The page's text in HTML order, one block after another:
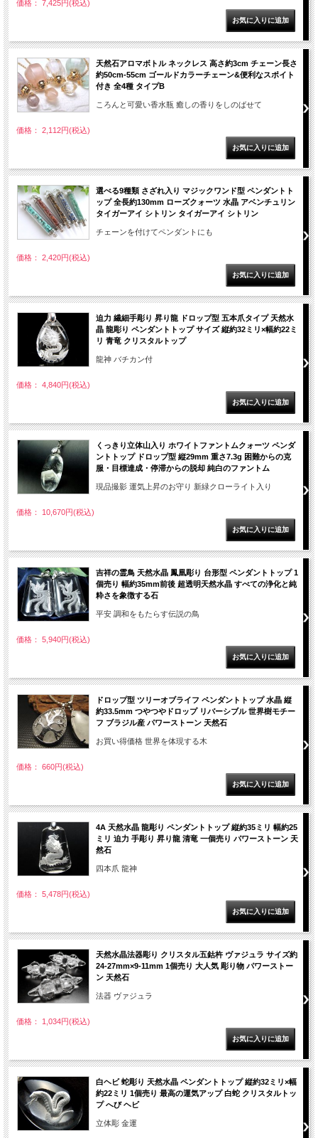
価格： 7,425円(税込)
天然石アロマボトル ネックレス 高さ約3cm チェーン長さ
約50cm-55cm ゴールドカラーチェーン&便利なスポイト
付き 全4種 タイプB
ころんと可愛い香水瓶 癒しの香りをしのばせて
価格： 2,112円(税込)
選べる9種類 さざれ入り マジックワンド型 ペンダントト
ップ 全長約130mm ローズクォーツ 水晶 アベンチュリン
タイガーアイ シトリン タイガーアイ シトリン
チェーンを付けてペンダントにも
価格： 2,420円(税込)
迫力 繊細手彫り 昇り龍 ドロップ型 五本爪タイプ 天然水
晶 龍彫り ペンダントトップ サイズ 縦約32ミリ×幅約22ミ
リ 青竜 クリスタルトップ
龍神 バチカン付
価格： 4,840円(税込)
くっきり立体山入り ホワイトファントムクォーツ ペンダ
ントトップ ドロップ型 縦29mm 重さ7.3g 困難からの克
服・目標達成・停滞からの脱却 純白のファントム
現品撮影 運気上昇のお守り 新緑クローライト入り
価格： 10,670円(税込)
吉祥の霊鳥 天然水晶 鳳凰彫り 台形型 ペンダントトップ 1
個売り 幅約35mm前後 超透明天然水晶 すべての浄化と純
粋さを象徴する石
平安 調和をもたらす伝説の鳥
価格： 5,940円(税込)
ドロップ型 ツリーオブライフ ペンダントトップ 水晶 縦
約33.5mm つやつやドロップ リバーシブル 世界樹モチー
フ ブラジル産 パワーストーン 天然石
お買い得価格 世界を体現する木
価格： 660円(税込)
4A 天然水晶 龍彫り ペンダントトップ 縦約35ミリ 幅約25
ミリ 迫力 手彫り 昇り龍 清竜 一個売り パワーストーン 天
然石
四本爪 龍神
価格： 5,478円(税込)
天然水晶法器彫り クリスタル五鈷杵 ヴァジュラ サイズ約
24-27mm×9-11mm 1個売り 大人気 彫り物 パワーストー
ン 天然石
法器 ヴァジュラ
価格： 1,034円(税込)
白ヘビ 蛇彫り 天然水晶 ペンダントトップ 縦約32ミリ×幅
約22ミリ 1個売り 最高の運気アップ 白蛇 クリスタルトッ
プ へび ヘビ
立体彫 金運